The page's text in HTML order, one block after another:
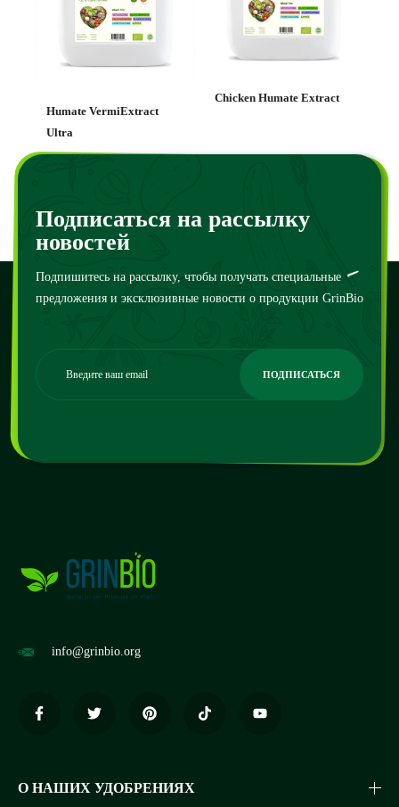
Humate VermiExtract
Ultra
Chicken Humate Extract
Подписаться на рассылку
новостей
Подпишитесь на рассылку, чтобы получать специальные
предложения и эксклюзивные новости о продукции GrinBio
info@grinbio.org
О НАШИХ УДОБРЕНИЯХ